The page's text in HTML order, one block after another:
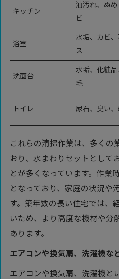
キッチン
油汚れ、ぬめ
ビ
浴室
水垢、カビ、
ス
洗面台
水垢、化粧品
毛
トイレ 尿石、臭い
これらの清掃作業は、多くの
おり、水まわりセットとして
とが多くなっています。作業
となっており、家庭の状況や
す。築年数の長い住宅では、
いため、より高度な機材や分
あります。
エアコンや換気扇、洗濯機な
エアコンや換気扇、洗濯機と